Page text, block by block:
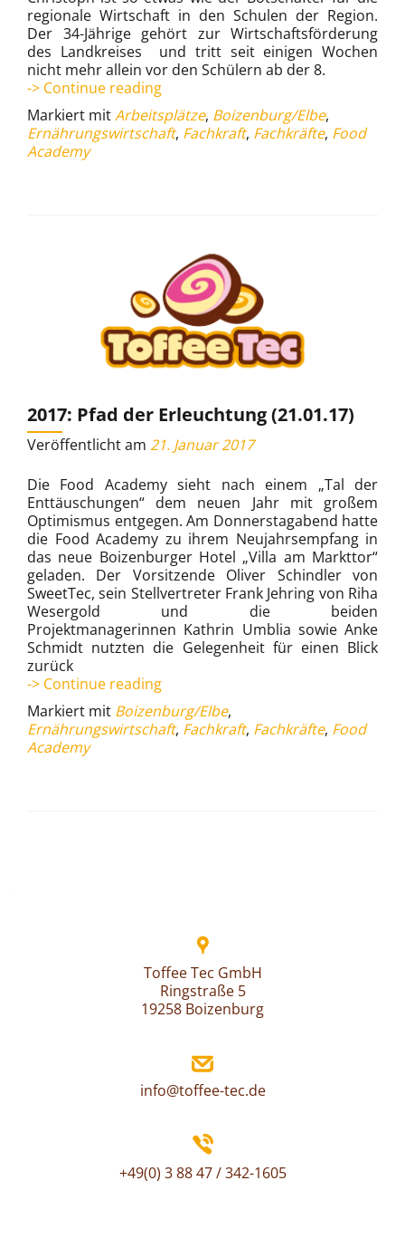
regionale Wirtschaft in den Schulen der Region.
Der 34-Jährige gehört zur Wirtschaftsförderung
des Landkreises und tritt seit einigen Wochen
nicht mehr allein vor den Schülern ab der 8.
-> Continue reading„Ihr
müsst
nicht
in
Markiert mitArbeitsplätze, Boizenburg/Elbe,
Ernährungswirtschaft, Fachkraft, Fachkräfte, Food
Academy
2017: Pfad der Erleuchtung (21.01.17)
Veröffentlicht am 21. Januar 2017
Die Food Academy sieht nach einem „Tal der
Enttäuschungen“ dem neuen Jahr mit großem
Optimismus entgegen. Am Donnerstagabend hatte
die Food Academy zu ihrem Neujahrsempfang in
das neue Boizenburger Hotel „Villa am Markttor“
geladen. Der Vorsitzende Oliver Schindler von
SweetTec, sein Stellvertreter Frank Jehring von Riha
Wesergold und die beiden
Projektmanagerinnen Kathrin Umblia sowie Anke
Schmidt nutzten die Gelegenheit für einen Blick
zurück
-> Continue reading2017:
Pfad
der
Erleuchtung
Markiert mit Boizenburg/Elbe,
Ernährungswirtschaft, Fachkraft, Fachkräfte, Food
Academy
Toffee Tec GmbH
Ringstraße 5
19258 Boizenburg
info@toffee-tec.de
+49(0) 3 88 47 / 342-1605